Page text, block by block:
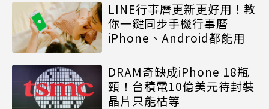
LINE行事曆更新更好用！教
你一鍵同步手機行事曆
iPhone、Android都能用
DRAM奇缺成iPhone 18瓶
頸！台積電10億美元待封裝
晶片只能枯等